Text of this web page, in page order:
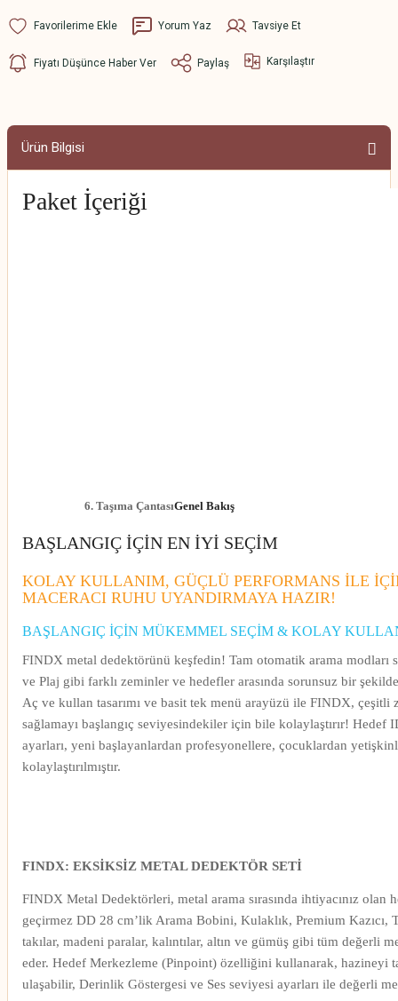
Yorum Yaz Tavsiye Et
Fiyatı Düşünce Haber Ver Paylaş Karşılaştır
Ürün Bilgisi
Paket İçeriği
6. Taşıma ÇantasıGenel Bakış
BAŞLANGIÇ İÇİN EN İYİ SEÇİM
KOLAY KULLANIM, GÜÇLÜ PERFORMANS İLE
MACERACI RUHU UYANDIRMAYA HAZIR!
BAŞLANGIÇ İÇİN MÜKEMMEL SEÇİM & KOLAY
FINDX metal dedektörünü keşfedin! Tam otomatik arama modları
ve Plaj gibi farklı zeminler ve hedefler arasında sorunsuz bir
Aç ve kullan tasarımı ve basit tek menü arayüzü ile FINDX, çeşitli
sağlamayı başlangıç seviyesindekiler için bile kolaylaştırır! Hedef
ayarları, yeni başlayanlardan profesyonellere, çocuklardan
kolaylaştırılmıştır.
FINDX: EKSİKSİZ METAL DEDEKTÖR SETİ
FINDX Metal Dedektörleri, metal arama sırasında ihtiyacınız olan
geçirmez DD 28 cm’lik Arama Bobini, Kulaklık, Premium Kazıcı,
takılar, madeni paralar, kalıntılar, altın ve gümüş gibi tüm değerli
eder. Hedef Merkezleme (Pinpoint) özelliğini kullanarak, hazineyi
ulaşabilir, Derinlik Göstergesi ve Ses seviyesi ayarları ile değerli